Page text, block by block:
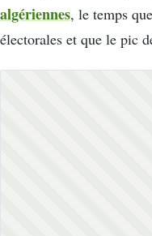
algériennes, le temps
électorales et que le pic